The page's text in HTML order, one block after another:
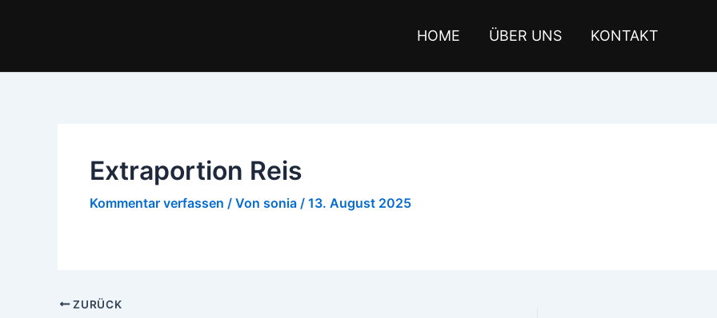
HOME ÜBER UNS KONTAKT
Extraportion Reis
Kommentar verfassen / Von sonia / 13. August 2025
ZURÜCK